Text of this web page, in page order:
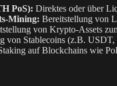
PoS): Direktes oder über
Mining: Bereitstellung von
von Krypto-Assets
von Stablecoins (z.B.
auf Blockchains wie